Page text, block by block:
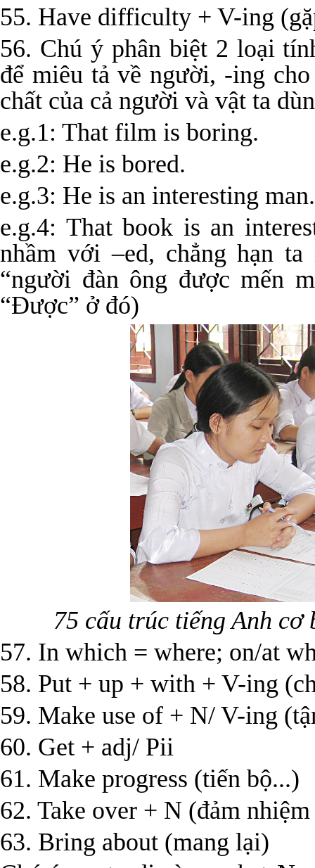
55. Have difficulty + V-ing
56. Chú ý phân biệt 2 loại
để miêu tả về người, -ing
chất của cả người và vật ta
e.g.1: That film is boring.
e.g.2: He is bored.
e.g.3: He is an interesting man.
e.g.4: That book is an
nhầm với –ed, chẳng hạn
“người đàn ông được mến
“Được” ở đó)
75 cấu trúc tiếng Anh
57. In which = where; on/at
58. Put + up + with + V-ing
59. Make use of + N/ V-ing
60. Get + adj/ Pii
61. Make progress (tiến bộ...)
62. Take over + N (đảm
63. Bring about (mang lại)